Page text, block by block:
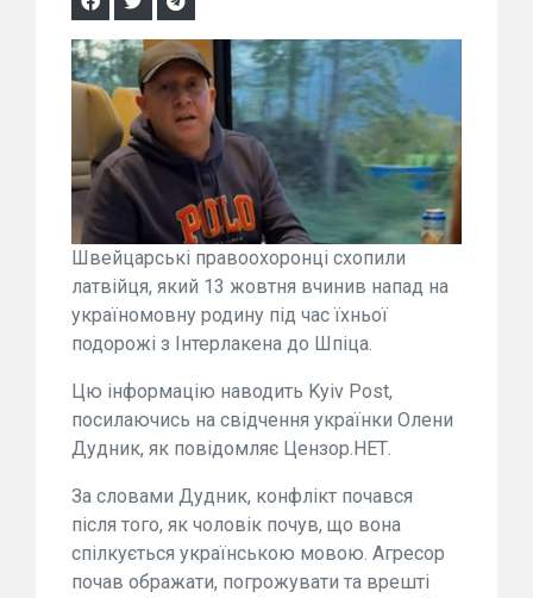
Швейцарські правоохоронці схопили
латвійця, який 13 жовтня вчинив напад на
україномовну родину під час їхньої
подорожі з Інтерлакена до Шпіца.
Цю інформацію наводить Kyiv Post,
посилаючись на свідчення українки Олени
Дудник, як повідомляє Цензор.НЕТ.
За словами Дудник, конфлікт почався
після того, як чоловік почув, що вона
спілкується українською мовою. Агресор
почав ображати, погрожувати та врешті